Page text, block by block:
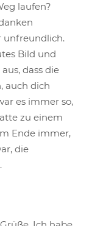
laufen?
unfreundlich.
Bild und
dass die
auch dich
es immer so,
zu einem
Ende immer,
die